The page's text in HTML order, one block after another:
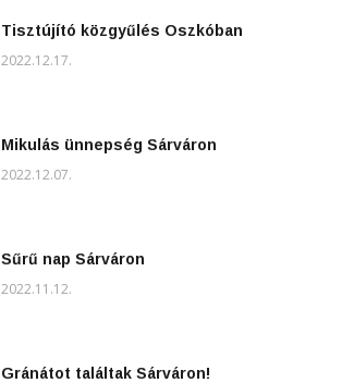
Tisztújító közgyűlés Oszkóban
2022.12.17.
Mikulás ünnepség Sárváron
2022.12.07.
Sűrű nap Sárváron
2022.11.12.
Gránátot találtak Sárváron!